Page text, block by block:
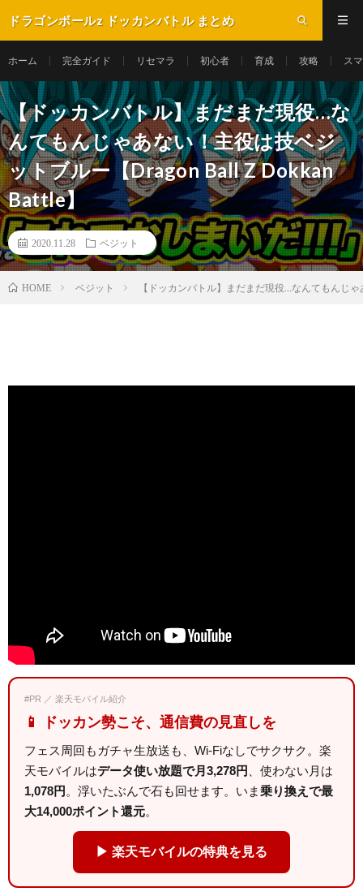
ドラゴンボールz ドッカンバトル まとめ
ホーム 完全ガイド リセマラ 初心者 育成 攻略 ス
【ドッカンバトル】まだまだ現役…な
んてもんじゃあない！主役は技ベジ
ットブルー【Dragon Ball Z Dokkan
Battle】
2020.11.28 ベジット
HOME ベジット 【ドッカンバトル】まだまだ現役…なんてもんじ
#PR ／ 楽天モバイル紹介
📱 ドッカン勢こそ、通信費の見直しを
フェス周回もガチャ生放送も、Wi-Fiなしでサクサク。楽
天モバイルはデータ使い放題で月3,278円
、使わない月は
1,078円 。浮いたぶんで石も回せます。いま乗り換えで最
大14,000ポイント還元。
▶ 楽天モバイルの特典を見る